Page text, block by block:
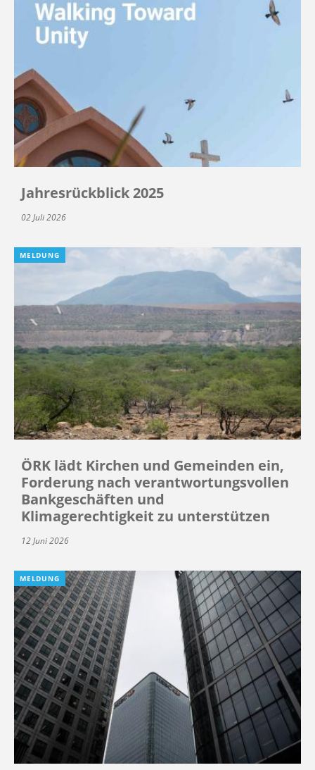
Jahresrückblick 2025
02 Juli 2026
MELDUNG
ÖRK lädt Kirchen und Gemeinden ein,
Forderung nach verantwortungsvollen
Bankgeschäften und
Klimagerechtigkeit zu unterstützen
12 Juni 2026
MELDUNG